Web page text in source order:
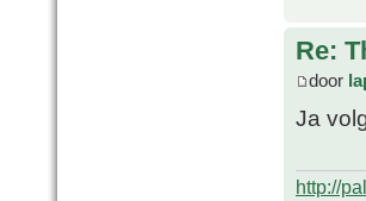
Re:
door
Ja
http://